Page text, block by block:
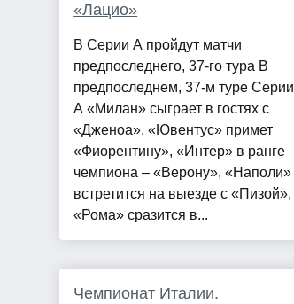
«Лацио»
В Серии А пройдут матчи
предпоследнего, 37-го тура В
предпоследнем, 37-м туре Серии
А «Милан» сыграет в гостях с
«Дженоа», «Ювентус» примет
«Фиорентину», «Интер» в ранге
чемпиона – «Верону», «Наполи»
встретится на выезде с «Пизой»,
«Рома» сразится в...
Чемпионат Италии.